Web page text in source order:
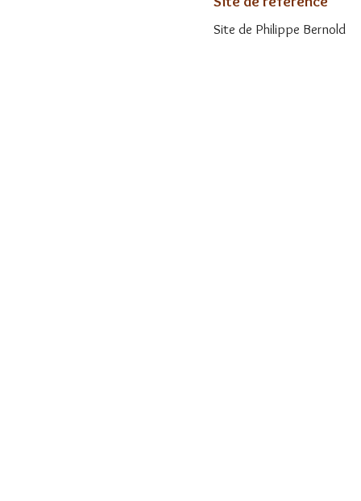
Site de Philippe Bernold